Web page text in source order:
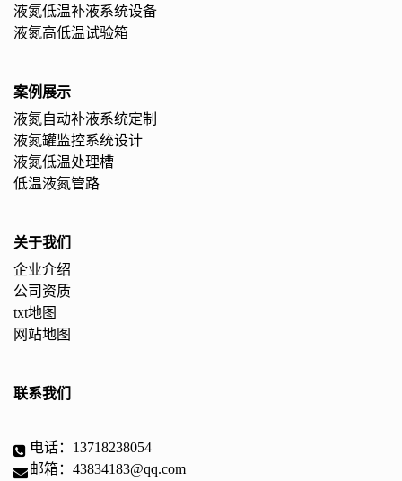
液氮低温补液系统设备
液氮高低温试验箱
案例展示
液氮自动补液系统定制
液氮罐监控系统设计
液氮低温处理槽
低温液氮管路
关于我们
企业介绍
公司资质
txt地图
网站地图
联系我们
电话：13718238054
邮箱：43834183@qq.com